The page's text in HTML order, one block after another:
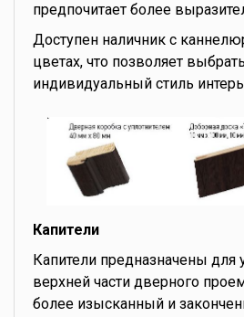
предпочитает более
Доступен наличник с
цветах, что позволяет
индивидуальный стиль
Капители
Капители предназначены для
верхней части дверного
более изысканный и